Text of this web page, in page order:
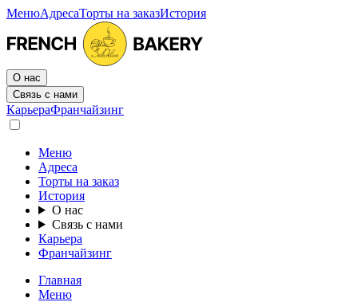
МенюАдресаТорты на заказИстория
О нас
Связь с нами
КарьераФранчайзинг
Меню
Адреса
Торты на заказ
История
О нас
Связь с нами
Карьера
Франчайзинг
Главная
Меню